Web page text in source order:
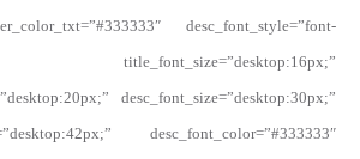
desc_font_style=”font-
desc_font_size=”desktop:30px;”
desc_font_color=”#333333″